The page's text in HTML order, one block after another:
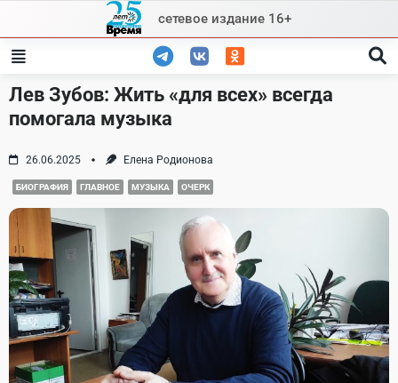
content
сетевое издание 16+
Лев Зубов: Жить «для всех» всегда
помогала музыка
26.06.2025 Елена Родионова
БИОГРАФИЯ ГЛАВНОЕ МУЗЫКА ОЧЕРК